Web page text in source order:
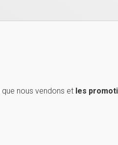
que nous vendons et les